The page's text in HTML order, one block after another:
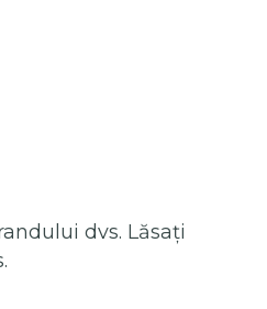
dvs. Lăsați